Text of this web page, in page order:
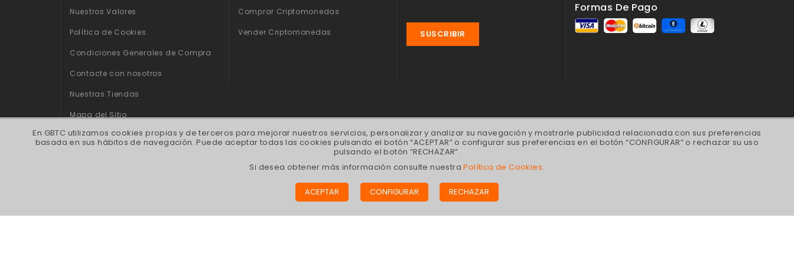
En GBTC utilizamos cookies propias y de terceros para mejorar nuestros servicios, personalizar y analizar su navegación y mostrarle publicidad relacionada con sus preferencias
basada en sus hábitos de navegación. Puede aceptar todas las cookies pulsando el botón “ACEPTAR” o configurar sus preferencias en el botón “CONFIGURAR” o rechazar su uso
pulsando el botón “RECHAZAR”.
Si desea obtener más información consulte nuestraPolítica de Cookies.
ACEPTAR CONFIGURAR RECHAZAR
Nuestros Valores
Política de Cookies
Condiciones Generales de Compra
Contacte con nosotros
Nuestras Tiendas
Mapa del Sitio
Comprar Criptomonedas
Vender Criptomonedas
Formas De Pago
Bitcoin ATM Barcelona | Bitcoin ATM Born | Bitcoin ATM Sagrada Família | Bitcoin ATM Sarrià | Bitcoin ATM Barcelona centro | Bitcoin ATM BCN |
Bitcoin ATM Castelldefels | Bitcoin ATM Mataró | Bitcoin ATM Sant Cugat del Vallès | Bitcoin ATM Sabadell | Bitcoin ATM Valencia | Bitcoin ATM